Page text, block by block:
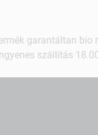
garantáltan bio
szállítás